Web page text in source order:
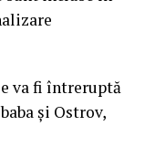
va fi întreruptă
și Ostrov,